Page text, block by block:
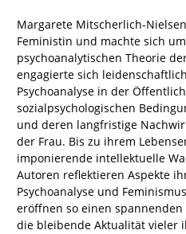
Margarete Mitscherlich-
Feministin und machte sich
psychoanalytischen Theorie
engagierte sich
Psychoanalyse in der
sozialpsychologischen
und deren langfristige
der Frau. Bis zu ihrem
imponierende intellektuelle
Autoren reflektieren Aspekte
Psychoanalyse und
eröffnen so einen
die bleibende Aktualität vieler